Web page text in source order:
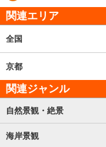
関連エリア
全国
京都
関連ジャンル
自然景観・絶景
海岸景観